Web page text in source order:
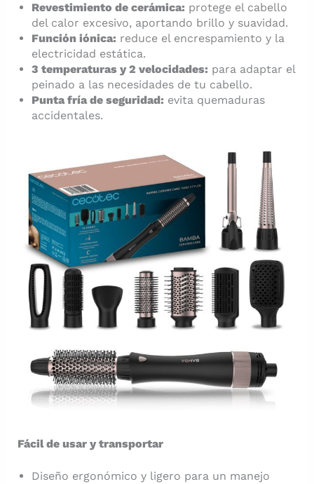
Revestimiento de cerámica:protege el cabello
del calor excesivo, aportando brillo y suavidad.
Función iónica:reduce el encrespamiento y la
electricidad estática.
3 temperaturas y 2 velocidades:para adaptar el
peinado a las necesidades de tu cabello.
Punta fría de seguridad:evita quemaduras
accidentales.
Fácil de usar y transportar
Diseño ergonómico y ligero para un manejo